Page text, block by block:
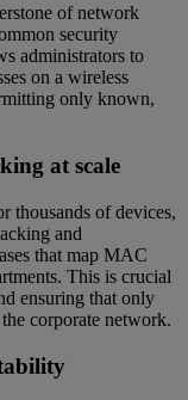
of network
security
administrators to
on a wireless
only known,
at scale
thousands of devices,
and
that map MAC
This is crucial
ensuring that only
corporate network.